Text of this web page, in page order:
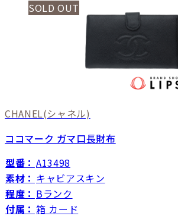
SOLD OUT
CHANEL(シャネル)
ココマーク ガマ口長財布
型番： A13498
素材： キャビアスキン
程度： Bランク
付属： 箱 カード